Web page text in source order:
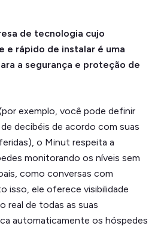
de tecnologia cujo
e rápido de instalar é uma
a segurança e proteção de
exemplo, você pode definir
decibéis de acordo com suas
o Minut respeita a
monitorando os níveis sem
como conversas com
isso, ele oferece visibilidade
real de todas as suas
automaticamente os hóspedes